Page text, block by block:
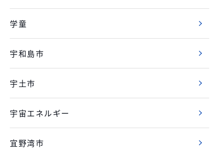
学童
宇和島市
宇土市
宇宙エネルギー
宜野湾市